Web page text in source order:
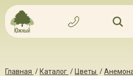
Главная / Каталог / Цветы /